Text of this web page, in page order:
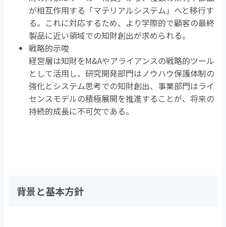
が相互作用する「マテリアルシステム」へと移行す
る。これに対応するため、より学際的で顧客の最終
製品に近い領域での知財創出が求められる。
戦略的示唆
経営層は知財をM&Aやアライアンスの戦略的ツール
として活用し、研究開発部門はノウハウ保護体制の
強化とシステム思考での知財創出、事業部門はライ
センスモデルの積極展開を推進することが、将来の
持続的成長に不可欠である。
背景と基本方針